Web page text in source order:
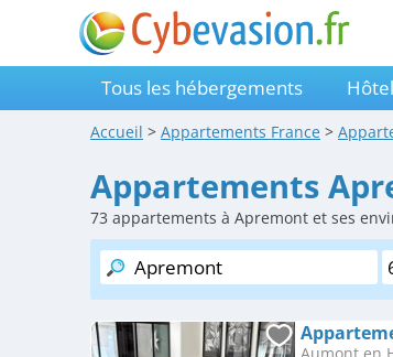
Tous les hébergements
Accueil > Appartements France >
Appartements
73 appartements à Apremont et ses